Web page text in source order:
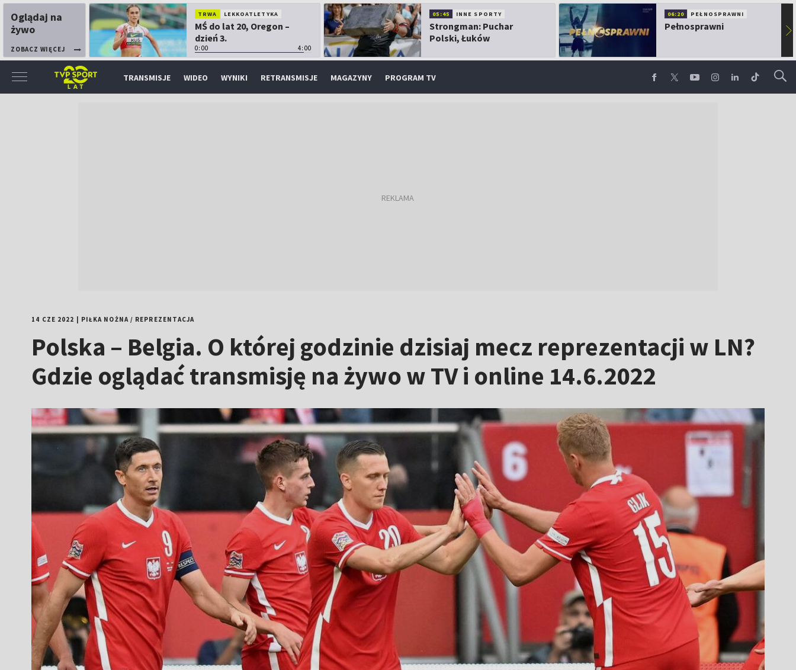
Oglądaj na
żywo
ZOBACZ WIĘCEJ
TRWA LEKKOATLETYKA
MŚ do lat 20, Oregon –
dzień 3.
0:00 4:00
05:45 INNE SPORTY
Strongman: Puchar
Polski, Łuków
06:20 PEŁNOSPRAWNI
Pełnosprawni ▶
TRANSMISJE WIDEO WYNIKI RETRANSMISJE MAGAZYNY PROGRAM TV
14 CZE 2022 PIŁKA NOŻNA/ REPREZENTACJA
Polska – Belgia. O której godzinie dzisiaj mecz reprezentacji w LN?
Gdzie oglądać transmisję na żywo w TV i online 14.6.2022